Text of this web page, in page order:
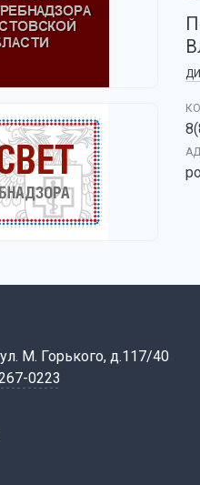
М. Горького, д.117/40
0223